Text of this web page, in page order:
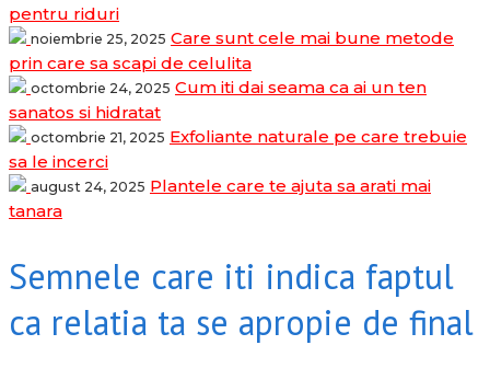
pentru riduri
noiembrie 25, 2025 Care sunt cele mai bune metode
prin care sa scapi de celulita
octombrie 24, 2025 Cum iti dai seama ca ai un ten
sanatos si hidratat
octombrie 21, 2025 Exfoliante naturale pe care trebuie
sa le incerci
august 24, 2025 Plantele care te ajuta sa arati mai
tanara
Semnele care iti indica faptul
ca relatia ta se apropie de final